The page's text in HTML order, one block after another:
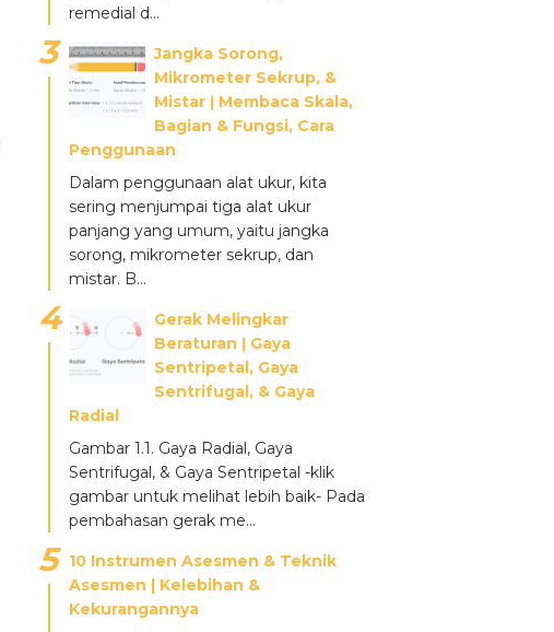
remedial d...
Jangka Sorong,
Mikrometer Sekrup, &
Mistar ǀ Membaca Skala,
Bagian & Fungsi, Cara
Penggunaan
Dalam penggunaan alat ukur, kita
sering menjumpai tiga alat ukur
panjang yang umum, yaitu jangka
sorong, mikrometer sekrup, dan
mistar. B...
Gerak Melingkar
Beraturan ǀ Gaya
Sentripetal, Gaya
Sentrifugal, & Gaya
Radial
Gambar 1.1. Gaya Radial, Gaya
Sentrifugal, & Gaya Sentripetal -klik
gambar untuk melihat lebih baik- Pada
pembahasan gerak me...
10 Instrumen Asesmen & Teknik
Asesmen | Kelebihan &
Kekurangannya